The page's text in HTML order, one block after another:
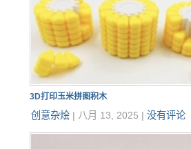
3D打印玉米拼图积木
创意杂烩| 八月 13, 2025 | 没有评论